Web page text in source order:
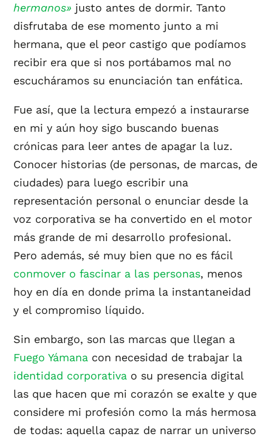
hermanos» justo antes de dormir. Tanto
disfrutaba de ese momento junto a mi
hermana, que el peor castigo que podíamos
recibir era que si nos portábamos mal no
escucháramos su enunciación tan enfática.
Fue así, que la lectura empezó a instaurarse
en mi y aún hoy sigo buscando buenas
crónicas para leer antes de apagar la luz.
Conocer historias (de personas, de marcas, de
ciudades) para luego escribir una
representación personal o enunciar desde la
voz corporativa se ha convertido en el motor
más grande de mi desarrollo profesional.
Pero además, sé muy bien que no es fácil
conmover o fascinar a las personas, menos
hoy en día en donde prima la instantaneidad
y el compromiso líquido.
Sin embargo, son las marcas que llegan a
Fuego Yámana con necesidad de trabajar la
identidad corporativa o su presencia digital
las que hacen que mi corazón se exalte y que
considere mi profesión como la más hermosa
de todas: aquella capaz de narrar un universo